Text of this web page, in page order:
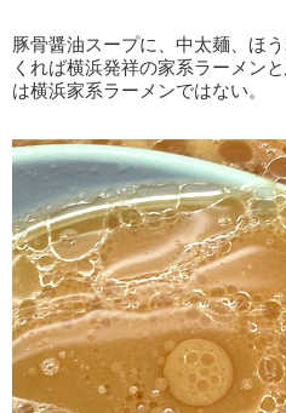
豚骨醤油スープに、中太麺、ほ
くれば横浜発祥の家系ラーメン
は横浜家系ラーメンではない。